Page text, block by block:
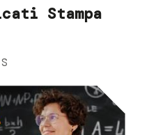
Stampa